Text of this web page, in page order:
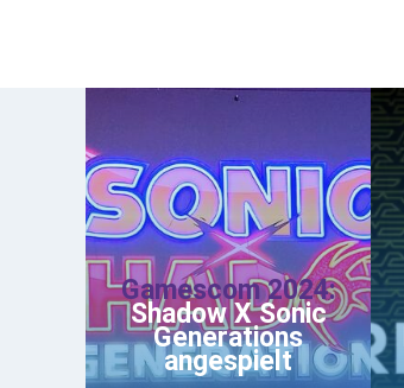
Gamescom 2024:
Shadow X Sonic
Generations
angespielt